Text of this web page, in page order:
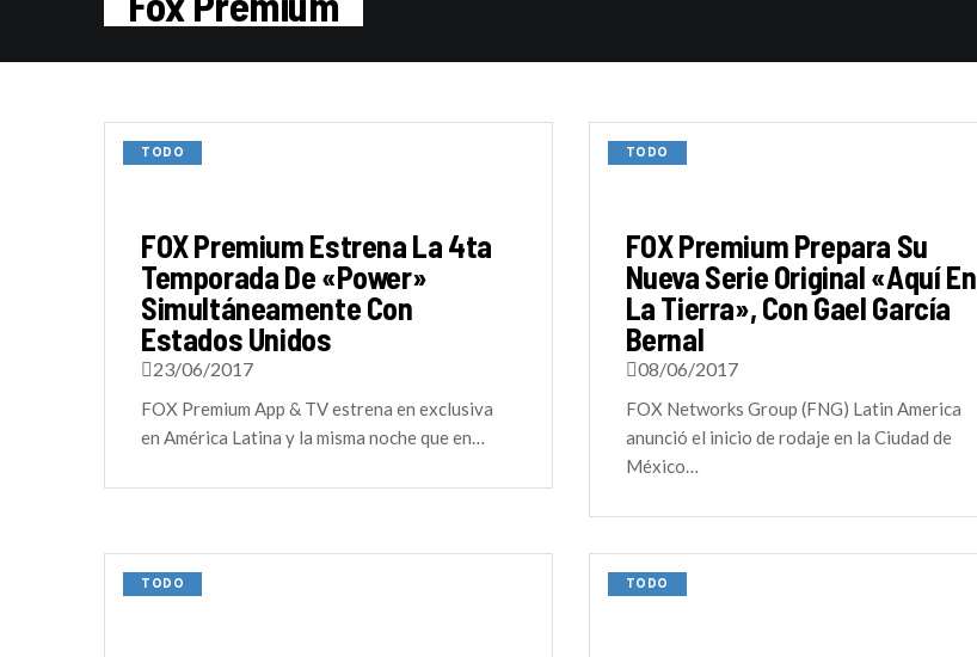
TODO
FOX Premium Estrena La 4ta
Temporada De «Power»
Simultáneamente Con
Estados Unidos
23/06/2017
FOX Premium App & TV estrena en exclusiva
en América Latina y la misma noche que en…
TODO
FOX Premium Prepara Su
Nueva Serie Original «Aquí En
La Tierra», Con Gael García
Bernal
08/06/2017
FOX Networks Group (FNG) Latin America
anunció el inicio de rodaje en la Ciudad de
México…
TODO TODO